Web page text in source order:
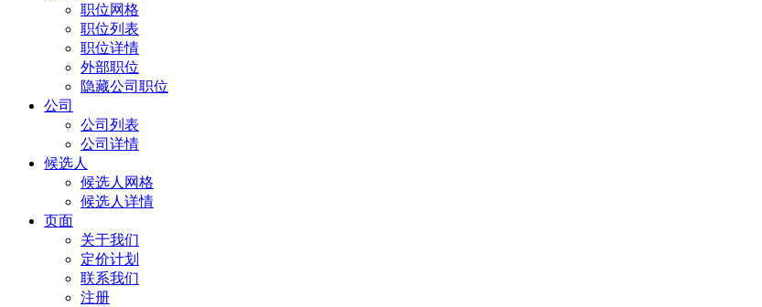
职位网格
职位列表
职位详情
外部职位
隐藏公司职位
公司
公司列表
公司详情
候选人
候选人网格
候选人详情
页面
关于我们
定价计划
联系我们
注册